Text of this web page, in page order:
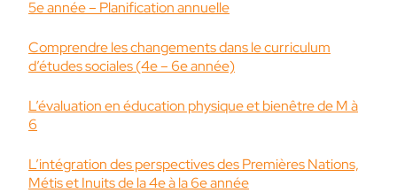
5e année – Planification annuelle
Comprendre les changements dans le curriculum
d’études sociales (4e – 6e année)
L’évaluation en éducation physique et bienêtre de M à
6
L’intégration des perspectives des Premières Nations,
Métis et Inuits de la 4e à la 6e année